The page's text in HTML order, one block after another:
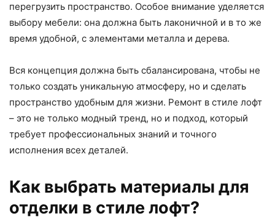
перегрузить пространство. Особое внимание уделяется
выбору мебели: она должна быть лаконичной и в то же
время удобной, с элементами металла и дерева.
Вся концепция должна быть сбалансирована, чтобы не
только создать уникальную атмосферу, но и сделать
пространство удобным для жизни. Ремонт в стиле лофт
– это не только модный тренд, но и подход, который
требует профессиональных знаний и точного
исполнения всех деталей.
Как выбрать материалы для
отделки в стиле лофт?